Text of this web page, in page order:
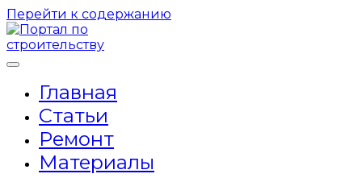
Перейти к содержанию
Главная
Статьи
Ремонт
Материалы